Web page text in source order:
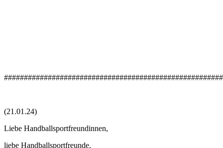
(21.01.24)
Liebe Handballsportfreundinnen,
liebe Handballsportfreunde,